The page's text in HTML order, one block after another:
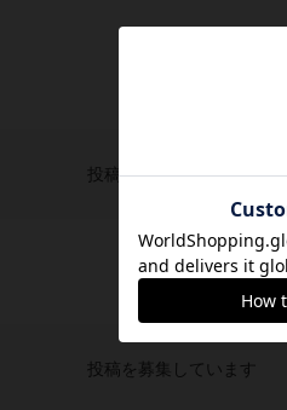
投稿を募集しています
投稿を募集しています